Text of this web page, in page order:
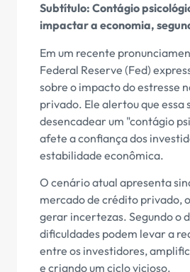
Subtítulo: Contágio
impactar a economia,
Em um recente
Federal Reserve (Fed)
sobre o impacto do estresse
privado. Ele alertou que essa
desencadear um "contágio
afete a confiança dos
estabilidade econômica.
O cenário atual apresenta
mercado de crédito privado,
gerar incertezas. Segundo o
dificuldades podem levar a
entre os investidores,
e criando um ciclo vicioso.